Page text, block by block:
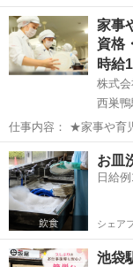
07:30~14:30/
などか
東京 豊島区 キ
家事
資格
時給
株式
西巣鴨
仕事内容： ★家事や育児と両
の食を支える 『シダッ
しながら働く 20～40代しゅ
理経験があれば、 未...
東京 豊島区 西
お皿
日給
シェア
池袋